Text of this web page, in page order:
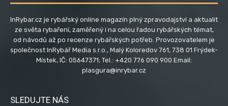
InRybar.cz je rybářský online magazín plný zpravodajství a aktualit
ze světa rybaření, zaměřený i na celou řadou rybářských témat,
od návodů až po recenze rybářských potřeb. Provozovatelem je
společnost InRybář Media s.r.o., Malý Koloredov 761, 738 01 Frýdek-
Místek, IČ: 05647371; Tel.: +420 776 090 900 Email:
plasgura@inrybar.cz
SLEDUJTE NÁS